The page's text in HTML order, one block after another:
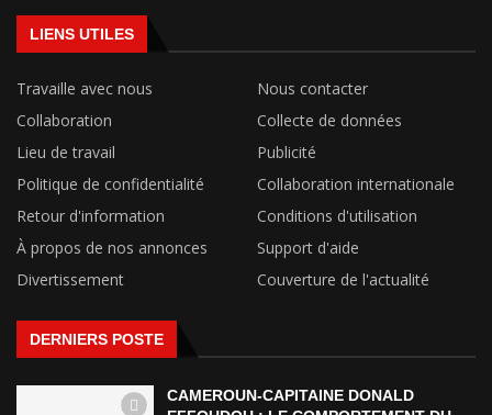
LIENS UTILES
Travaille avec nous
Nous contacter
Collaboration
Collecte de données
Lieu de travail
Publicité
Politique de confidentialité
Collaboration internationale
Retour d'information
Conditions d'utilisation
À propos de nos annonces
Support d'aide
Divertissement
Couverture de l'actualité
DERNIERS POSTE
CAMEROUN-CAPITAINE DONALD